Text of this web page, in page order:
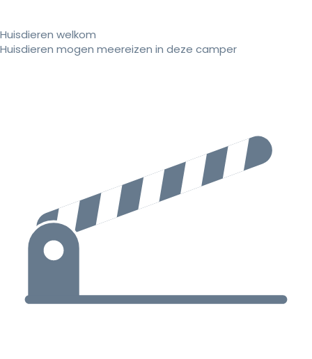
Huisdieren welkom
Huisdieren mogen meereizen in deze camper